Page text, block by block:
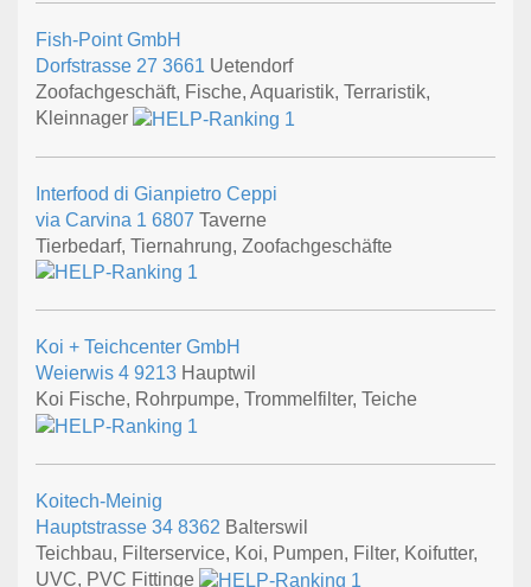
Fish-Point GmbH
Dorfstrasse 27 3661 Uetendorf
Zoofachgeschäft, Fische, Aquaristik, Terraristik,
Kleinnager
Interfood di Gianpietro Ceppi
via Carvina 1 6807 Taverne
Tierbedarf, Tiernahrung, Zoofachgeschäfte
Koi + Teichcenter GmbH
Weierwis 4 9213 Hauptwil
Koi Fische, Rohrpumpe, Trommelfilter, Teiche
Koitech-Meinig
Hauptstrasse 34 8362 Balterswil
Teichbau, Filterservice, Koi, Pumpen, Filter, Koifutter,
UVC, PVC Fittinge